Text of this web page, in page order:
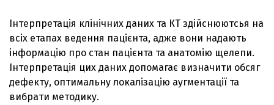
Інтерпретація клінічних даних та КТ здійснюютсья на
всіх етапах ведення пацієнта, адже вони надають
інформацію про стан пацієнта та анатомію щелепи.
Інтерпретація цих даних допомагає визначити обсяг
дефекту, оптимальну локалізацію аугментації та
вибрати методику.